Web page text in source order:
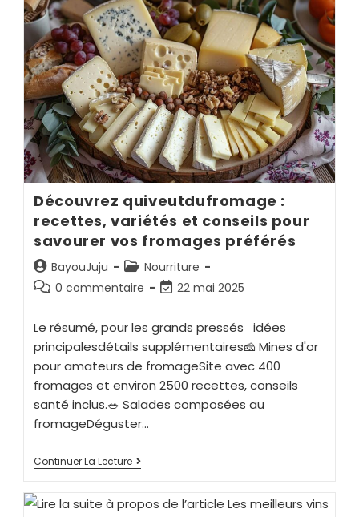
Découvrez quiveutdufromage :
recettes, variétés et conseils pour
savourer vos fromages préférés
BayouJuju
Nourriture
0 commentaire
22 mai 2025
Le résumé, pour les grands pressés idées
principalesdétails supplémentaires🧀 Mines d'or
pour amateurs de fromageSite avec 400
fromages et environ 2500 recettes, conseils
santé inclus.🥗 Salades composées au
fromageDéguster…
Continuer La Lecture